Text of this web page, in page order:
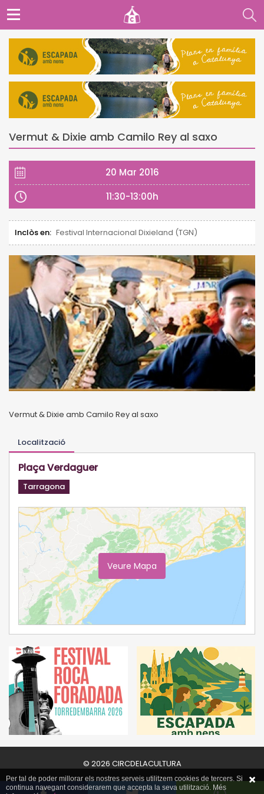
Vermut & Dixie amb Camilo Rey al saxo
20 Mar 2016
11:30-13:00h
Inclòs en: Festival Internacional Dixieland (TGN)
Vermut & Dixie amb Camilo Rey al saxo
Localització
Plaça Verdaguer
Tarragona
Veure Mapa
© 2026 CIRCDELACULTURA
Per tal de poder millorar els nostres serveis utilitzem cookies de tercers. Si
continua navegant considerarem que accepta la seva utilització. Més